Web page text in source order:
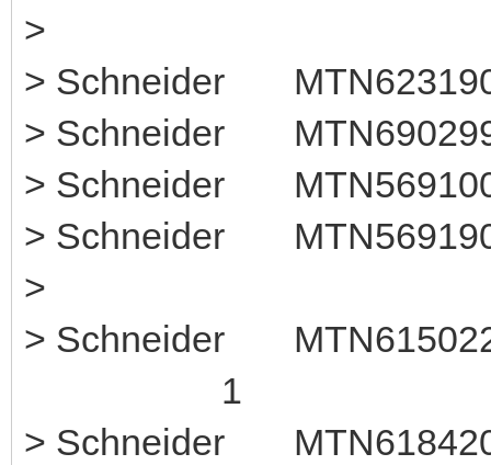
>
> Schneider
> Schneider
> Schneider
> Schneider
>
> Schneider
1
> Schneider